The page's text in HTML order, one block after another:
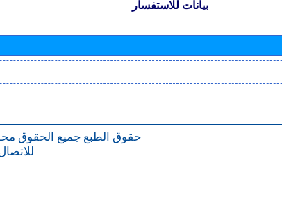
بيانات للاستفسار
حقوق الطبع جميع الحقوق